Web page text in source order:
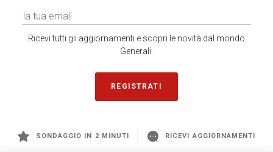
Ricevi tutti gli aggiornamenti e scopri le novità dal mondo
Generali.
REGISTRATI
SONDAGGIO IN 2 MINUTI RICEVI AGGIORNAMENTI